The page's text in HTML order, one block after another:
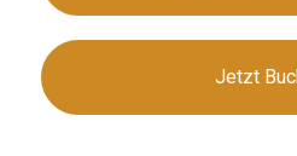
Jetzt